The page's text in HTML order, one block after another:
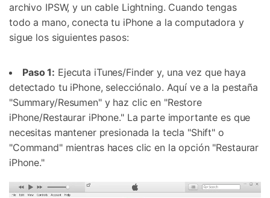
archivo IPSW, y un cable Lightning. Cuando tengas
todo a mano, conecta tu iPhone a la computadora y
sigue los siguientes pasos:
Paso 1: Ejecuta iTunes/Finder y, una vez que haya
detectado tu iPhone, selecciónalo. Aquí ve a la pestaña
"Summary/Resumen" y haz clic en "Restore
iPhone/Restaurar iPhone." La parte importante es que
necesitas mantener presionada la tecla "Shift" o
"Command" mientras haces clic en la opción "Restaurar
iPhone."